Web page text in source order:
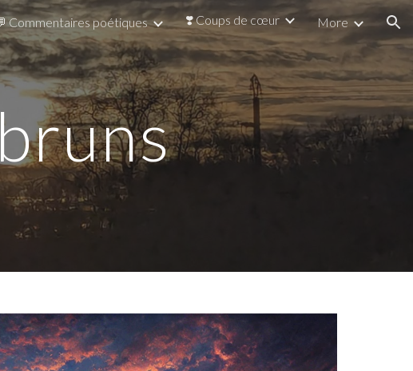
navigation
Commentaires poétiques ❣️ Coups de cœur More